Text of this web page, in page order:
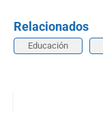
Relacionados
Educación